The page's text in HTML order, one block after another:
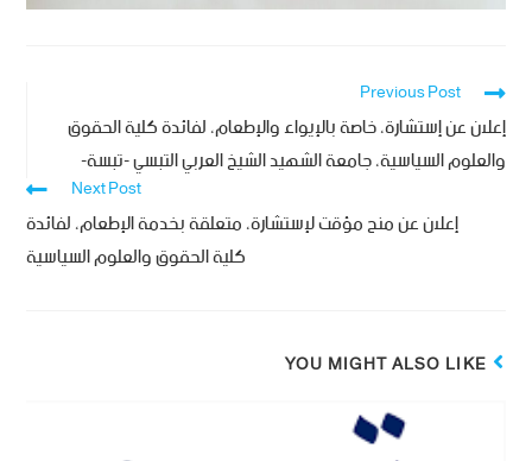
Previous Post
إعلان عن إستشارة، خاصة بالإيواء والإطعام، لفائدة كلية الحقوق
والعلوم السياسية، جامعة الشهيد الشيخ العربي التبسي -تبسة-
Next Post
إعلان عن منح مؤقت لإستشارة، متعلقة بخدمة الإطعام، لفائدة
كلية الحقوق والعلوم السياسية
YOU MIGHT ALSO LIKE